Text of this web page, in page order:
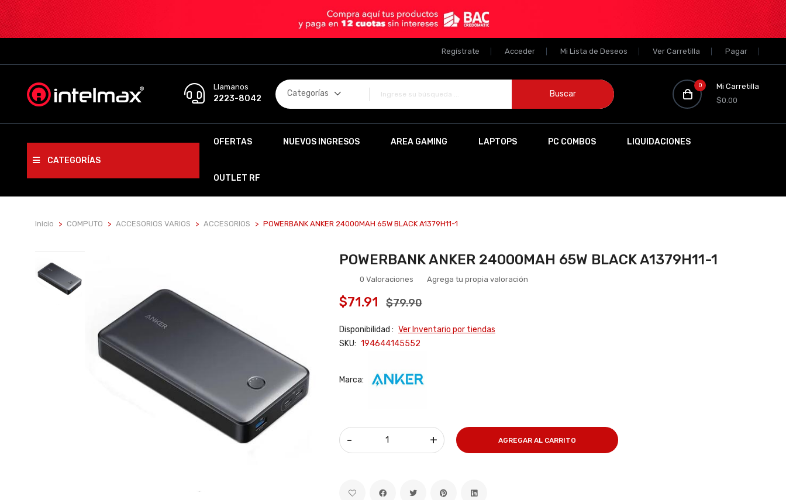
Regístrate Acceder Mi Lista de Deseos Ver Carretilla Pagar
Llamanos
2223-8042 Buscar
Categorías
0
Mi Carretilla
$0.00
CATEGORÍAS
OFERTAS NUEVOS INGRESOS AREA GAMING LAPTOPS PC COMBOS LIQUIDACIONES
OUTLET RF
Inicio COMPUTO ACCESORIOS VARIOS ACCESORIOS POWERBANK ANKER 24000MAH 65W BLACK A1379H11-1
POWERBANK ANKER 24000MAH 65W BLACK A1379H11-1
0 Valoraciones Agrega tu propia valoración
$71.91 $79.90
Disponibilidad : Ver Inventario por tiendas
SKU: 194644145552
Marca:
- + AGREGAR AL CARRITO